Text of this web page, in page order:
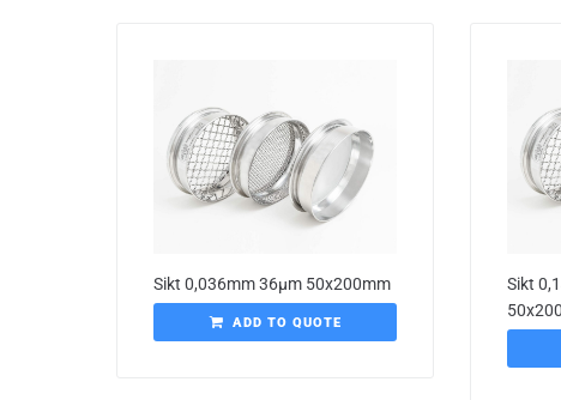
Sikt 0,036mm 36µm 50x200mm
ADD TO QUOTE
Sikt